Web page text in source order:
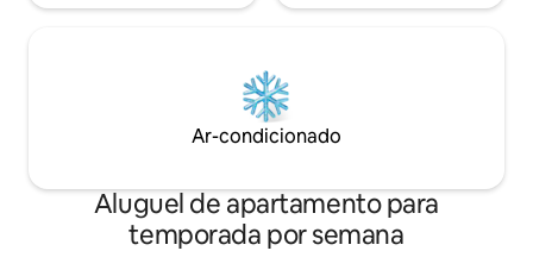
Ar-condicionado
Aluguel de apartamento para
temporada por semana